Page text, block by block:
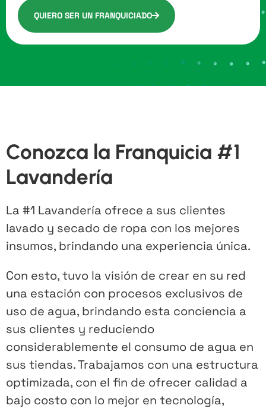
QUIERO SER UN FRANQUICIADO
Conozca la Franquicia #1
Lavandería
La #1 Lavandería ofrece a sus clientes
lavado y secado de ropa con los mejores
insumos, brindando una experiencia única.
Con esto, tuvo la visión de crear en su red
una estación con procesos exclusivos de
uso de agua, brindando esta conciencia a
sus clientes y reduciendo
considerablemente el consumo de agua en
sus tiendas. Trabajamos con una estructura
optimizada, con el fin de ofrecer calidad a
bajo costo con lo mejor en tecnología,